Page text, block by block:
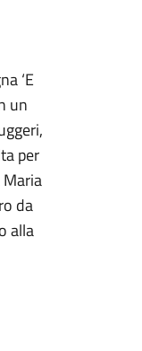
‘E
un
per
da
alla